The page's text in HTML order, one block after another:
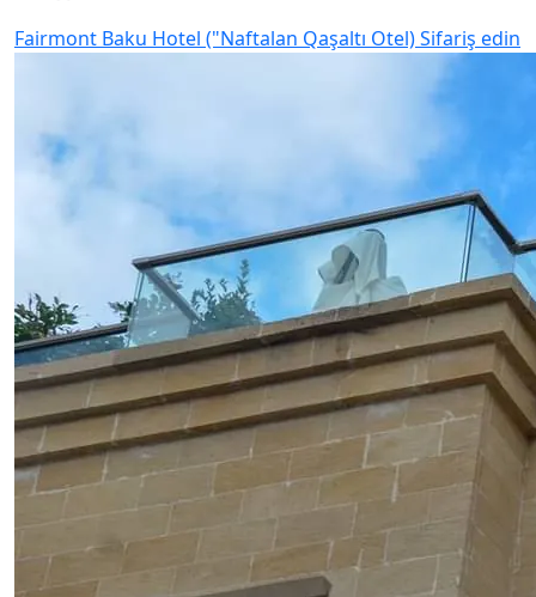
Fairmont Baku Hotel ("Naftalan Qaşaltı Otel)Sifariş edin